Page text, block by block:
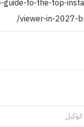
guide-to-the-top-
viewer-in-2027-